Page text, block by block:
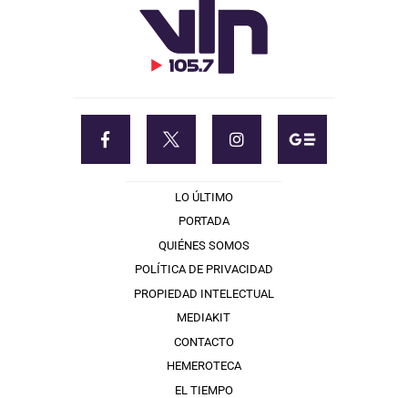
LO ÚLTIMO
PORTADA
QUIÉNES SOMOS
POLÍTICA DE PRIVACIDAD
PROPIEDAD INTELECTUAL
MEDIAKIT
CONTACTO
HEMEROTECA
EL TIEMPO